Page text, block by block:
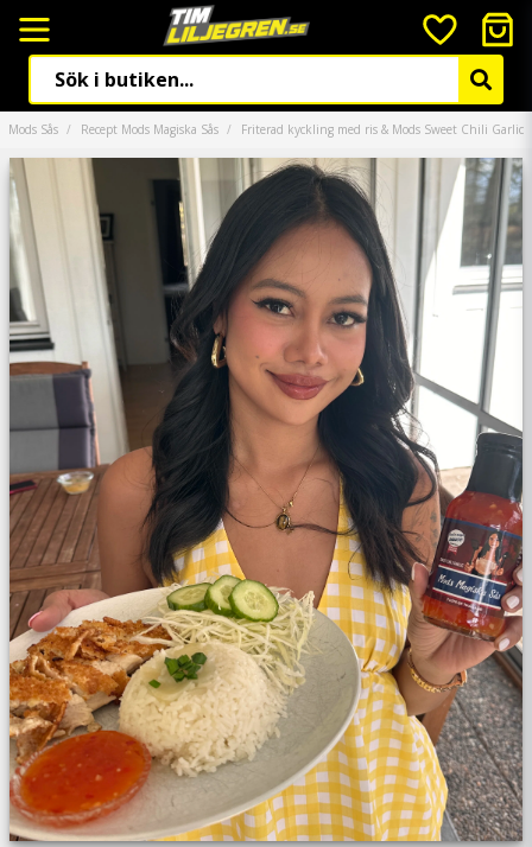
Mods Sås Recept Mods Magiska Sås Friterad kyckling med ris & Mods Sweet Chili Garlic